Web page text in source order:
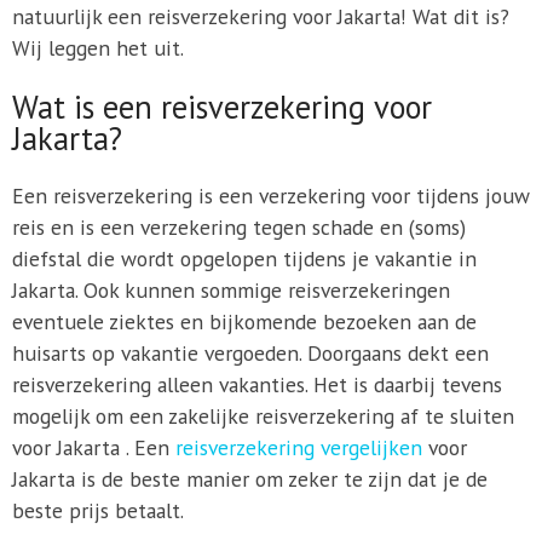
natuurlijk een reisverzekering voor Jakarta! Wat dit is?
Wij leggen het uit.
Wat is een reisverzekering voor
Jakarta?
Een reisverzekering is een verzekering voor tijdens jouw
reis en is een verzekering tegen schade en (soms)
diefstal die wordt opgelopen tijdens je vakantie in
Jakarta. Ook kunnen sommige reisverzekeringen
eventuele ziektes en bijkomende bezoeken aan de
huisarts op vakantie vergoeden. Doorgaans dekt een
reisverzekering alleen vakanties. Het is daarbij tevens
mogelijk om een zakelijke reisverzekering af te sluiten
voor Jakarta . Een reisverzekering vergelijkenvoor
Jakarta is de beste manier om zeker te zijn dat je de
beste prijs betaalt.